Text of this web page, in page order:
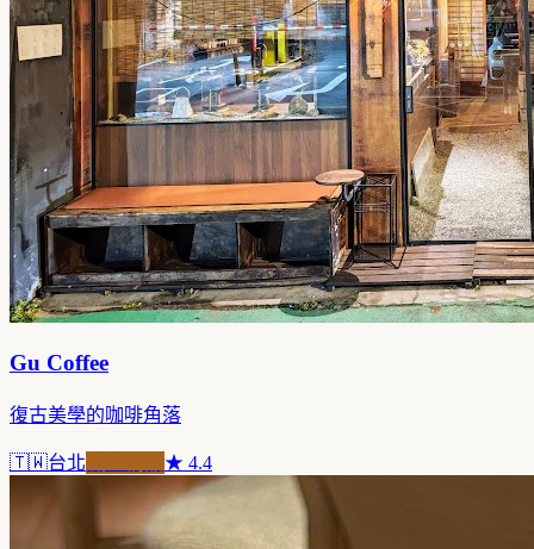
Gu Coffee
復古美學的咖啡角落
🇹🇼台北 ★ 4.4